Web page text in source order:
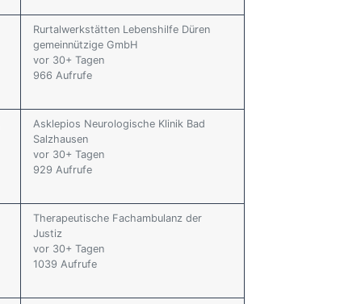
Rurtalwerkstätten Lebenshilfe Düren
gemeinnützige GmbH
vor 30+ Tagen
966 Aufrufe
Asklepios Neurologische Klinik Bad
Salzhausen
vor 30+ Tagen
929 Aufrufe
Therapeutische Fachambulanz der
Justiz
vor 30+ Tagen
1039 Aufrufe